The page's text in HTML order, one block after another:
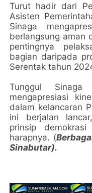
Turut hadir dari
Asisten
Sinaga
berlangsung aman
pentingnya
bagian daripada
Serentak tahun
Tunggul
mengapresiasi
dalam kelancaran
ini berjalan
prinsip
harapnya. (
Sinabutar).